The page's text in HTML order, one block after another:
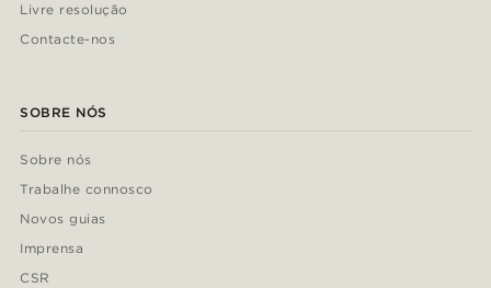
Livre resolução
Contacte-nos
SOBRE NÓS
Sobre nós
Trabalhe connosco
Novos guias
Imprensa
CSR